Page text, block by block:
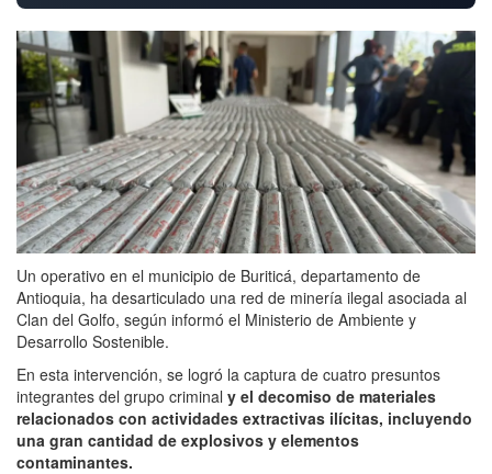
Un operativo en el municipio de Buriticá, departamento de
Antioquia, ha desarticulado una red de minería ilegal asociada al
Clan del Golfo, según informó el Ministerio de Ambiente y
Desarrollo Sostenible.
En esta intervención, se logró la captura de cuatro presuntos
integrantes del grupo criminal y el decomiso de materiales
relacionados con actividades extractivas ilícitas, incluyendo
una gran cantidad de explosivos y elementos
contaminantes.